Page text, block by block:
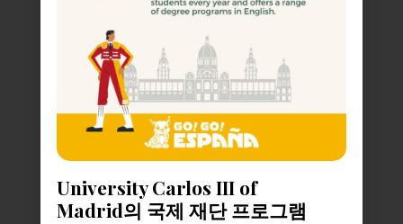
University Carlos III of
Madrid의 국제 재단 프로그램